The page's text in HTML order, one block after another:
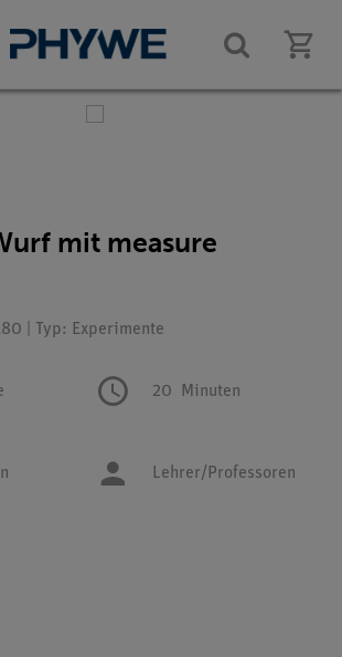
mit measure
| Typ: Experimente
20 Minuten
Lehrer/Professoren